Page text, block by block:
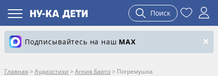
Поиск
Подписывайтесь на наш MAX
Главная > Аудиостихи > Агния Барто> Погремушка